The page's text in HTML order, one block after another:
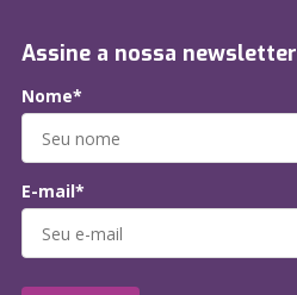
Assine a nossa newsletter
Nome*
E-mail*